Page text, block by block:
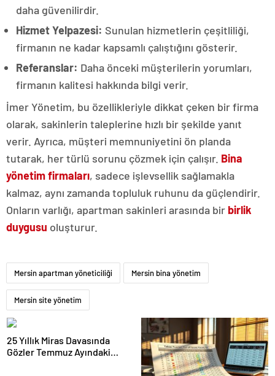
daha güvenilirdir.
Hizmet Yelpazesi: Sunulan hizmetlerin çeşitliliği,
firmanın ne kadar kapsamlı çalıştığını gösterir.
Referanslar: Daha önceki müşterilerin yorumları,
firmanın kalitesi hakkında bilgi verir.
İmer Yönetim, bu özellikleriyle dikkat çeken bir firma
olarak, sakinlerin taleplerine hızlı bir şekilde yanıt
verir. Ayrıca, müşteri memnuniyetini ön planda
tutarak, her türlü sorunu çözmek için çalışır. Bina
yönetim firmaları, sadece işlevsellik sağlamakla
kalmaz, aynı zamanda topluluk ruhunu da güçlendirir.
Onların varlığı, apartman sakinleri arasında bir birlik
duygusu oluşturur.
Mersin apartman yöneticiliği Mersin bina yönetim
Mersin site yönetim
25 Yıllık Miras Davasında
Gözler Temmuz Ayındaki